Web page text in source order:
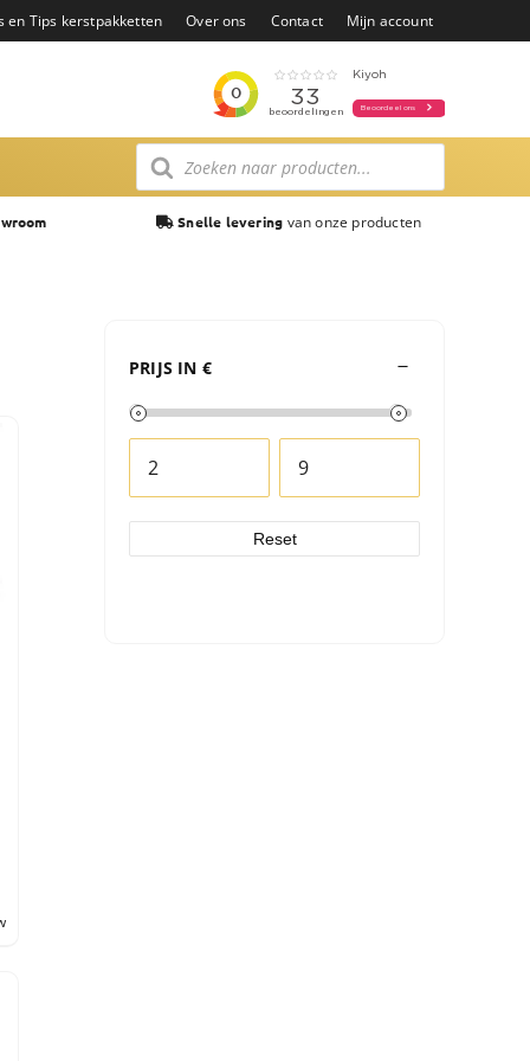
en Tips kerstpakketten Over ons Contact Mijn account
Producten
zoeken
Snelle levering van onze producten
PRIJS IN €
Reset